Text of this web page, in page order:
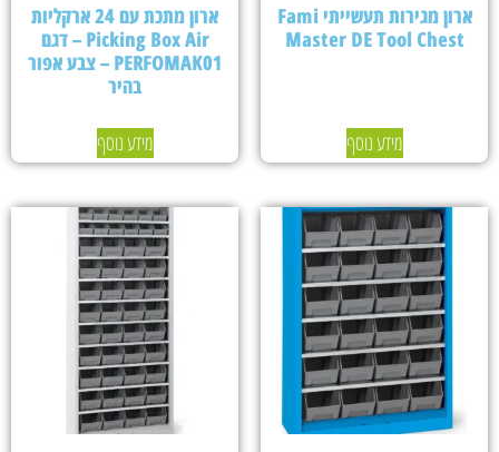
ארון מגירות תעשייתי Fami
Master DE Tool Chest
מידע נוסף
ארון מתכת עם 24 ארקליות
Picking Box Air – דגם
PERFOMAK01 – צבע אפור
בהיר
מידע נוסף